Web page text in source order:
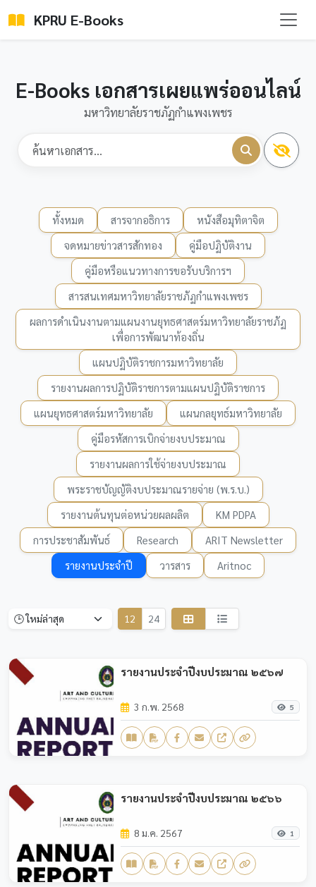
KPRU E-Books
E-Books เอกสารเผยแพร่ออนไลน์
มหาวิทยาลัยราชภัฏกำแพงเพชร
ทั้งหมด สารจากอธิการ
หนังสือมุทิตาจิต
จดหมายข่าวสารสักทอง
คู่มือปฏิบัติงาน
คู่มือหรือแนวทางการขอรับบริการฯ
สารสนเทศมหาวิทยาลัยราชภัฏกำแพงเพชร
ผลการดำเนินงานตามแผนงานยุทธศาสตร์มหาวิทยาลัยราชภัฏ
เพื่อการพัฒนาท้องถิ่น
แผนปฏิบัติราชการมหาวิทยาลัย
รายงานผลการปฏิบัติราชการตามแผนปฏิบัติราชการ
แผนยุทธศาสตร์มหาวิทยาลัย
แผนกลยุทธ์มหาวิทยาลัย
คู่มือรหัสการเบิกจ่ายงบประมาณ
รายงานผลการใช้จ่ายงบประมาณ
พระราชบัญญัติงบประมาณรายจ่าย (พ.ร.บ.)
รายงานต้นทุนต่อหน่วยผลผลิต
KM PDPA
การประชาสัมพันธ์
Research
ARIT Newsletter
รายงานประจำปี
วารสาร Aritnoc
12 24
รายงานประจำปีงบประมาณ ๒๕๖๗
3 ก.พ. 2568 5
รายงานประจำปีงบประมาณ ๒๕๖๖
8 ม.ค. 2567 1